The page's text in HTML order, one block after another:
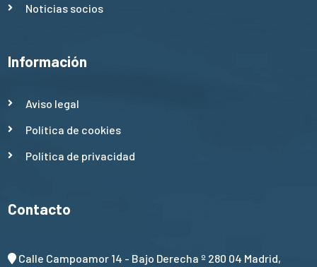
Noticias socios
Información
Aviso legal
Política de cookies
Política de privacidad
Contacto
Calle Campoamor 14 - Bajo Derecha º 280 04 Madrid,